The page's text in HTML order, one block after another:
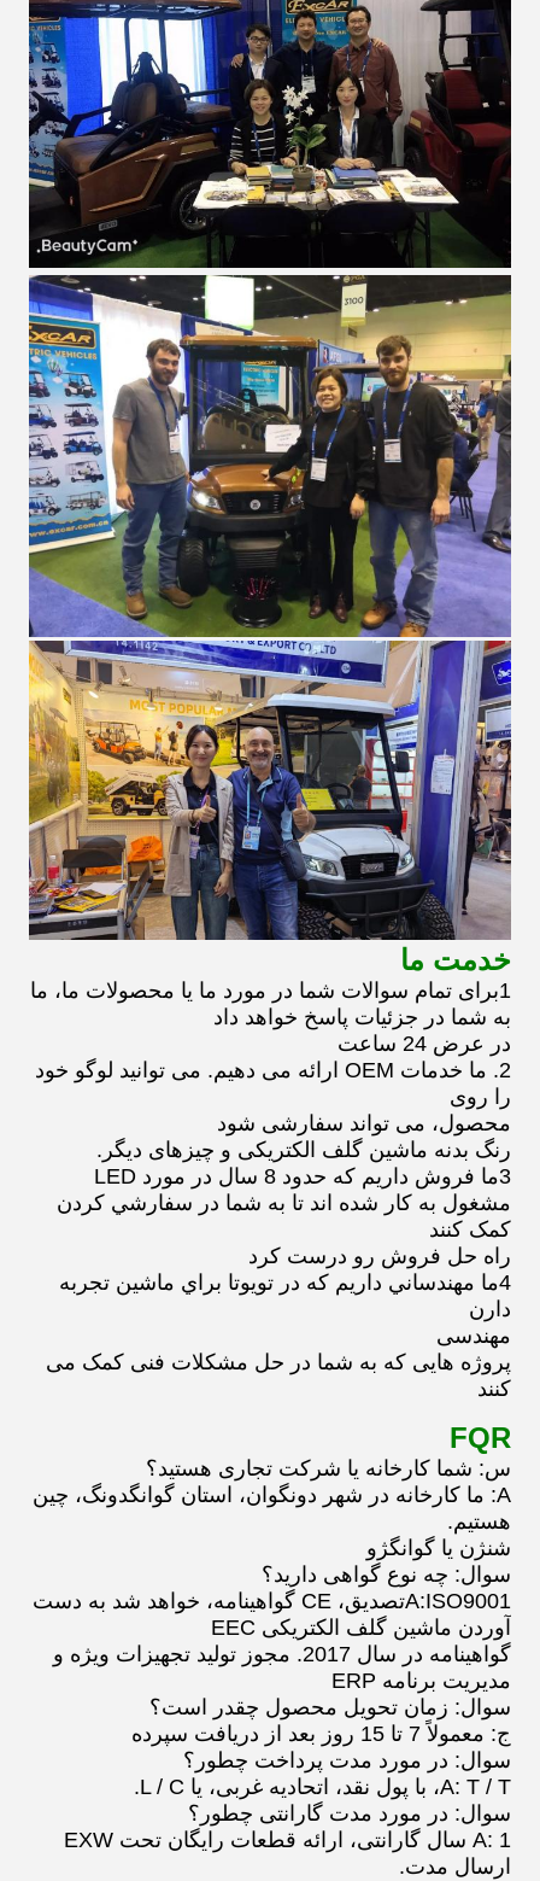
خدمت ما
1برای تمام سوالات شما در مورد ما یا محصولات ما، ما
به شما در جزئیات پاسخ خواهد داد
در عرض 24 ساعت
2. ما خدمات OEM ارائه می دهیم. می توانید لوگو خود
را روی
محصول، می تواند سفارشی شود
رنگ بدنه ماشین گلف الکتریکی و چیزهای دیگر.
3ما فروش داريم که حدود 8 سال در مورد LED
مشغول به کار شده اند تا به شما در سفارشي کردن
کمک کنند
راه حل فروش رو درست کرد
4ما مهندساني داريم که در تويوتا براي ماشين تجربه
دارن
مهندسی
پروژه هایی که به شما در حل مشکلات فنی کمک می
کنند
FQR
س: شما کارخانه یا شرکت تجاری هستید؟
A: ما کارخانه در شهر دونگوان، استان گوانگدونگ، چین
هستیم.
شنژن یا گوانگژو
سوال: چه نوع گواهی دارید؟
A:ISO9001تصديق، CE گواهينامه، خواهد شد به دست
آوردن ماشین گلف الکتریکی EEC
گواهینامه در سال 2017. مجوز تولید تجهیزات ویژه و
مدیریت برنامه ERP
سوال: زمان تحویل محصول چقدر است؟
ج: معمولاً 7 تا 15 روز بعد از دریافت سپرده
سوال: در مورد مدت پرداخت چطور؟
A: T / T، با پول نقد، اتحادیه غربی، یا L / C.
سوال: در مورد مدت گارانتی چطور؟
A: 1 سال گارانتی، ارائه قطعات رایگان تحت EXW
ارسال مدت.